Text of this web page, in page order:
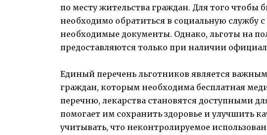
по месту жительства граждан. Для того чтобы
необходимо обратиться в социальную службу
необходимые документы. Однако, льготы на
предоставляются только при наличии
Единый перечень льготников является
граждан, которым необходима бесплатная
перечню, лекарства становятся доступными
помогает им сохранить здоровье и улучшить
учитывать, что неконтролируемое